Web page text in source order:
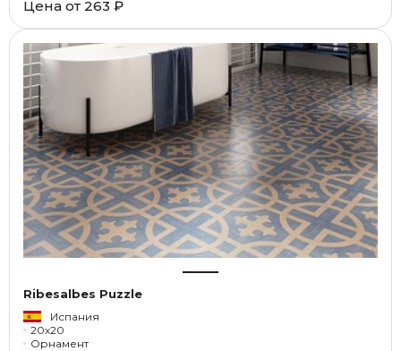
Цена от 263 ₽
Ribesalbes Puzzle
Испания
20x20
Орнамент